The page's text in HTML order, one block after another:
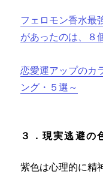
フェロモン香水最
があったのは、８
恋愛運アップのカ
ング・５選～
３．現実逃避の
紫色は心理的に精